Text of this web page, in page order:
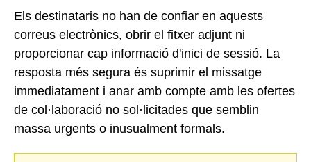
Els destinataris no han de confiar en aquests
correus electrònics, obrir el fitxer adjunt ni
proporcionar cap informació d'inici de sessió. La
resposta més segura és suprimir el missatge
immediatament i anar amb compte amb les ofertes
de col·laboració no sol·licitades que semblin
massa urgents o inusualment formals.